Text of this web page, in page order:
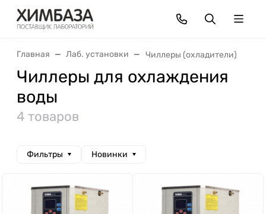
Главная Лаб. установки Чиллеры (охладители)
Чиллеры для охлаждения
воды
4 товаров
Фильтры Новинки